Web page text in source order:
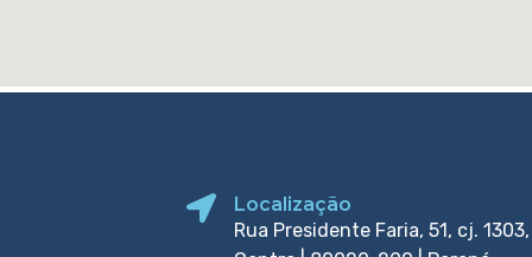
Localização
Rua Presidente Faria, 51, cj. 1303,